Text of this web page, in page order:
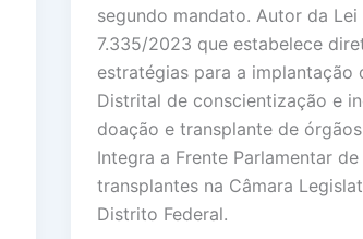
segundo mandato. Autor da Lei
7.335/2023 que estabelece
estratégias para a implantação
Distrital de conscientização e
doação e transplante de
Integra a Frente Parlamentar de
transplantes na Câmara
Distrito Federal.